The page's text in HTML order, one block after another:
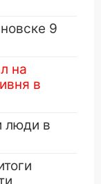
9
на
в
люди в